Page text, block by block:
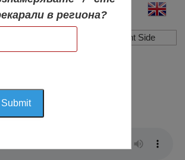
Show/Hide Right Side
с надпис на
в региона?